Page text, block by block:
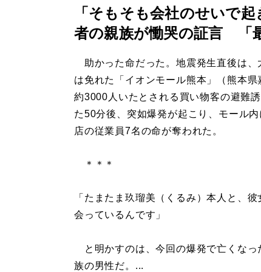
「そもそも会社のせいで
者の親族が慟哭の証言 「
助かった命だった。地震発生直後は、
は免れた「イオンモール熊本」（熊本県
約3000人いたとされる買い物客の避難
た50分後、突如爆発が起こり、モール内
店の従業員7名の命が奪われた。
＊＊＊
「たまたま玖瑠美（くるみ）本人と、
会っているんです」
と明かすのは、今回の爆発で亡くなっ
族の男性だ。...